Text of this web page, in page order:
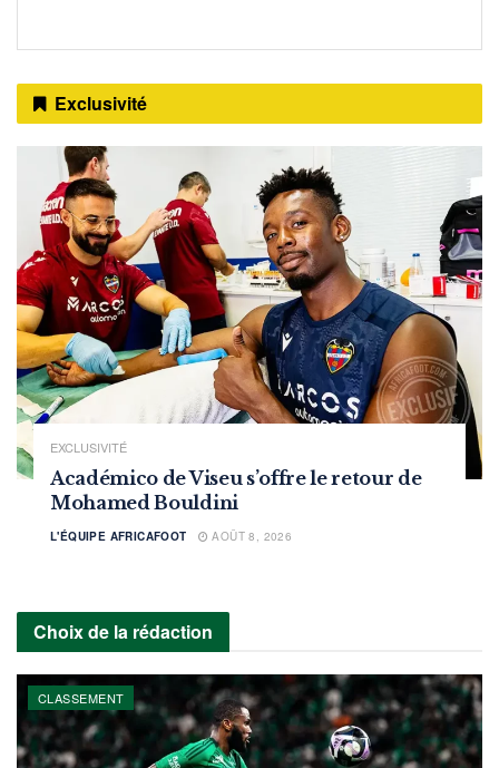
Exclusivité
EXCLUSIVITÉ
Académico de Viseu s’offre le retour de
Mohamed Bouldini
L'ÉQUIPE AFRICAFOOT AOÛT 8, 2026
Choix de la rédaction
CLASSEMENT